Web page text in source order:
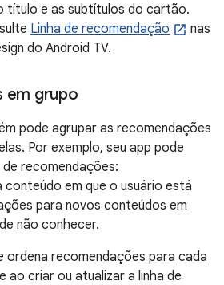
título e as subtítulos do cartão.
Linha de recomendação
nas
do Android TV.
em grupo
pode agrupar as recomendações
Por exemplo, seu app pode
recomendações:
em que o usuário está
para novos conteúdos em
não conhecer.
ordena recomendações para cada
ao criar ou atualizar a linha de